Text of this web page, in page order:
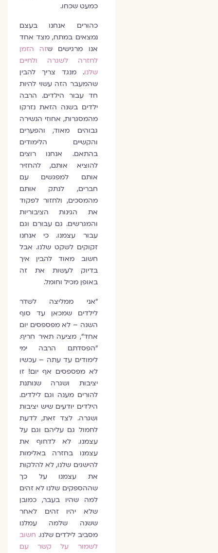
כמעט שכחו.
כהורים אנחנו בעצם
נמצאים במתח, מצד אחד
אנו מרגישים שזה הזמן
לחזרה לשגרה ולחיים
שלנו. מנגד צריך להבין
שהמעבר הזה עשוי להיות
חד עבור הילדים. הרבה
ילדים בשנה הזאת נזרקו
מהמסגרות, אחוזי הנשירה
גבוהים מאוד, והפערים
והקשיים הלימודים
בהתאם. אנחנו רוצים
להוציא אותם, להחזיר
אותם למפגשים עם
חברים, לנתק אותם
מהמסכים, ולחזור לפקוד
את הגינות הציבוריות
והמגרשים. גם עבורם וגם
עבור עצמנו. כי אנחנו
זקוקים לשקט שלנו. אבל
חשוב מאוד להבין איך
בדיוק לעשות את זה
באופן מכיל וחומל.
"אני ממליצה לשדר
לילדים שמכאן עד סוף
השנה – לא מפספסים יום
אחד", מציעה תאיר חריף.
"הפסדתם הרבה ימי
לימודים עד עתה – עכשיו
לא מפספסים אף יום! זו
יציבות ושגרה שנותנת
להורים מענה וגם לילדים.
הילדים יודעים שיש יציבות
ושגרה. לצד זאת, לדעת
לחמול גם עליהם וגם על
עצמנו. לא לדחוף את
עצמנו בחזרה באלימות
להישגים שלנו, לא להלקות
את עצמנו על כך
שההספקים שלנו לא זהים
למה שהיו בעבר, כמובן
שלא יהיו זהים לאחר
ששנה שלמה עמלנו
מסביב לילדים שלנו.חשוב
לשמור על קשר עם